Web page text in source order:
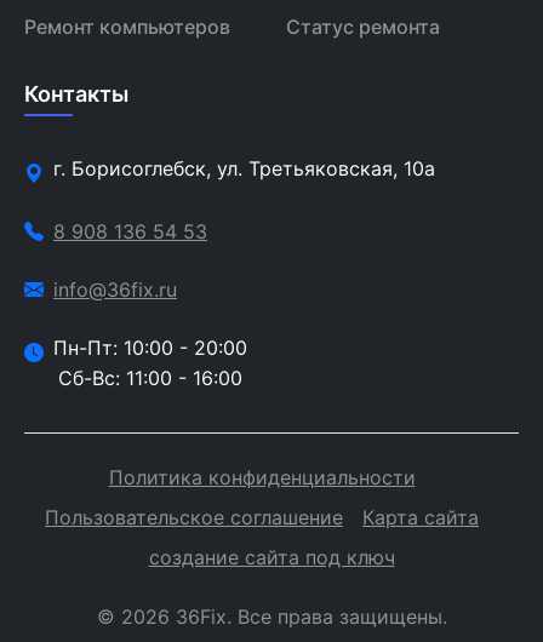
Ремонт компьютеров Статус ремонта
Контакты
г. Борисоглебск, ул. Третьяковская, 10а
8 908 136 54 53
info@36fix.ru
Пн-Пт: 10:00 - 20:00
Сб-Вс: 11:00 - 16:00
Политика конфиденциальности
Пользовательское соглашение
Карта сайта
создание сайта под ключ
© 2026 36Fix. Все права защищены.